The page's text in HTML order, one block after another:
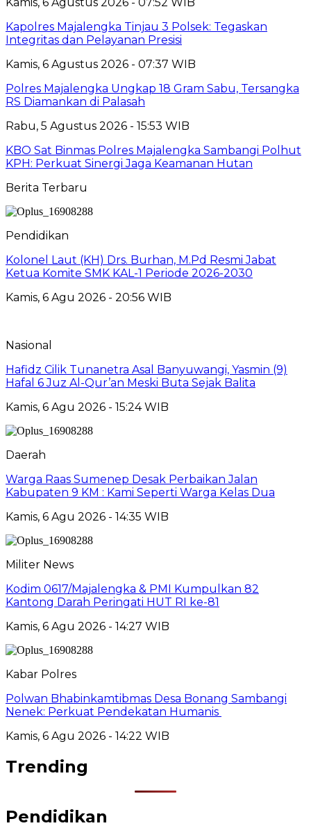
Kamis, 6 Agustus 2026 - 07:52 WIB
Kapolres Majalengka Tinjau 3 Polsek: Tegaskan
Integritas dan Pelayanan Presisi
Kamis, 6 Agustus 2026 - 07:37 WIB
Polres Majalengka Ungkap 18 Gram Sabu, Tersangka
RS Diamankan di Palasah
Rabu, 5 Agustus 2026 - 15:53 WIB
KBO Sat Binmas Polres Majalengka Sambangi Polhut
KPH: Perkuat Sinergi Jaga Keamanan Hutan
Berita Terbaru
Pendidikan
Kolonel Laut (KH) Drs. Burhan, M.Pd Resmi Jabat
Ketua Komite SMK KAL-1 Periode 2026-2030
Kamis, 6 Agu 2026 - 20:56 WIB
Nasional
Hafidz Cilik Tunanetra Asal Banyuwangi, Yasmin (9)
Hafal 6 Juz Al-Qur’an Meski Buta Sejak Balita
Kamis, 6 Agu 2026 - 15:24 WIB
Daerah
Warga Raas Sumenep Desak Perbaikan Jalan
Kabupaten 9 KM : Kami Seperti Warga Kelas Dua
Kamis, 6 Agu 2026 - 14:35 WIB
Militer News
Kodim 0617/Majalengka & PMI Kumpulkan 82
Kantong Darah Peringati HUT RI ke-81
Kamis, 6 Agu 2026 - 14:27 WIB
Kabar Polres
Polwan Bhabinkamtibmas Desa Bonang Sambangi
Nenek: Perkuat Pendekatan Humanis
Kamis, 6 Agu 2026 - 14:22 WIB
Trending
Pendidikan